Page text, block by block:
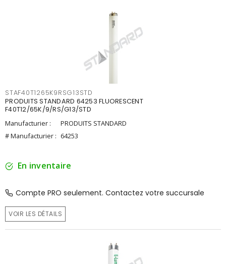
STAF40T1265K9RSG13STD
PRODUITS STANDARD 64253 FLUORESCENT
F40T12/65K/9/RS/G13/STD
Manufacturier :
PRODUITS STANDARD
# Manufacturier : 64253
En inventaire
Compte PRO seulement. Contactez votre succursale
VOIR LES DÉTAILS